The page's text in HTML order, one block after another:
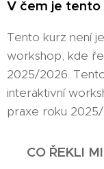
V čem je tento
Tento kurz není
workshop, kde
2025/2026.
interaktivní
praxe roku
⭐️ CO ŘEKLI